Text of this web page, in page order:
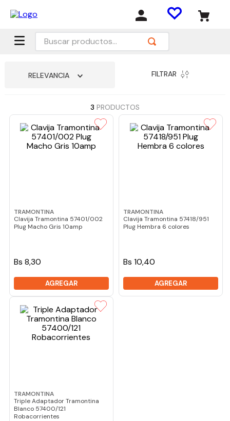
Buscar productos...
RELEVANCIA FILTRAR
3 PRODUCTOS
TRAMONTINA
Clavija Tramontina 57401/002
Plug Macho Gris 10amp
Bs 8,30
AGREGAR
TRAMONTINA
Clavija Tramontina 57418/951
Plug Hembra 6 colores
Bs 10,40
AGREGAR
TRAMONTINA
Triple Adaptador Tramontina
Blanco 57400/121
Robacorrientes